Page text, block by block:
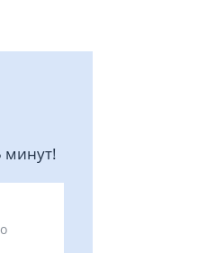
минут!